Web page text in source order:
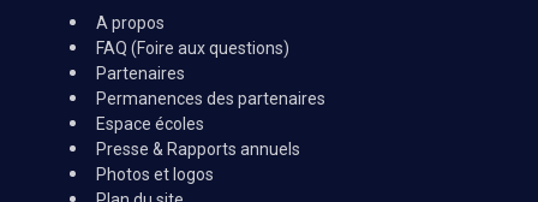
A propos
FAQ (Foire aux questions)
Partenaires
Permanences des partenaires
Espace écoles
Presse & Rapports annuels
Photos et logos